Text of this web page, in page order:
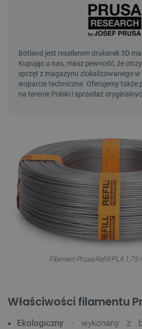
Filament Prusa Refill PLA 1,75
Właściwości filamentu
Ekologiczny - wykonany z